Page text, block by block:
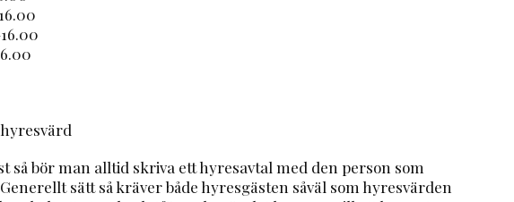
så bör man alltid skriva ett hyresavtal med den person som
sätt så kräver både hyresgästen såväl som hyresvärden